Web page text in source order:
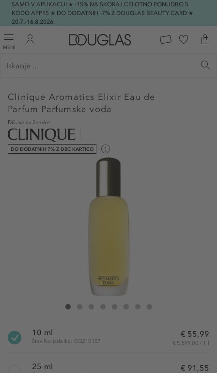
SAMO V APLIKACIJI ★ -15% NA SKORAJ CELOTNO PONUDBO S
KODO APP15 ★ DO DODATNIH -7% Z DOUGLAS BEAUTY CARD ★
20.7.-16.8.2026.
MENI
Clinique Aromatics Elixir Eau de
Parfum Parfumska voda
Dišave za ženske
DO DODATNIH 7% Z DBC KARTICO
Clinique Aromatics Elixir Eau de Parfum
10 ml
Številka izdelka: CQ210107
€ 55,99
€ 5.599,00 / 1 l
25 ml € 91,55